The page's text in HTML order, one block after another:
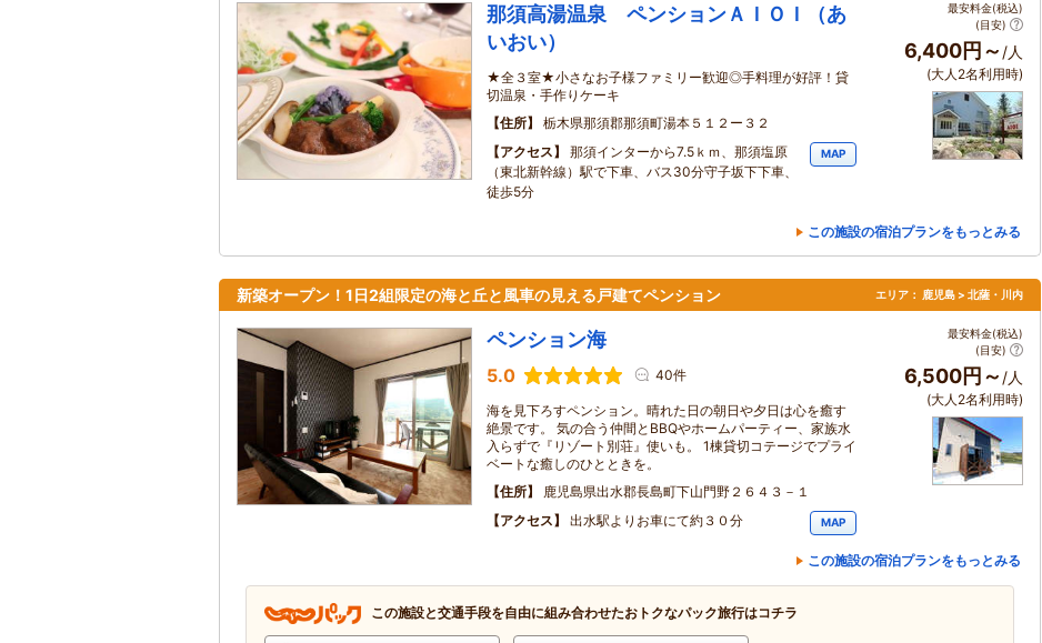
那須高湯温泉 ペンションＡＩＯＩ（あ
いおい）
★全３室★小さなお子様ファミリー歓迎◎手料理が好評！貸
切温泉・手作りケーキ
住所
栃木県那須郡那須町湯本５１２ー３２
アクセス
那須インターから7.5ｋｍ、那須塩原
（東北新幹線）駅で下車、バス30分守子坂下下車、
徒歩5分
MAP
最安料金(税込)
(目安)
6,400円～ /人
(大人2名利用時)
この施設の宿泊プランをもっとみる
新築オープン！1日2組限定の海と丘と風車の見える戸建てペンション エリア： 鹿児島 > 北薩・川内
ペンション海
5.0 40件
海を見下ろすペンション。晴れた日の朝日や夕日は心を癒す
絶景です。 気の合う仲間とBBQやホームパーティー、家族水
入らずで『リゾート別荘』使いも。 1棟貸切コテージでプライ
ベートな癒しのひとときを。
住所
鹿児島県出水郡長島町下山門野２６４３－１
アクセス
出水駅よりお車にて約３０分 MAP
最安料金(税込)
(目安)
6,500円～ /人
(大人2名利用時)
この施設の宿泊プランをもっとみる
この施設と交通手段を自由に組み合わせたおトクなパック旅行はコチラ